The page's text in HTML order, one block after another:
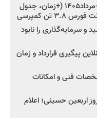
شروع فروش ۸ محصول بهمن دیزل -مرداد۱۴۰۵ (+زمان، جدول
تن کمپرسی
سرمایه‌گذاری را نابود
پیگیری قرارداد و زمان
فنی و امکانات
روز اربعین حسینی؛ اعلام